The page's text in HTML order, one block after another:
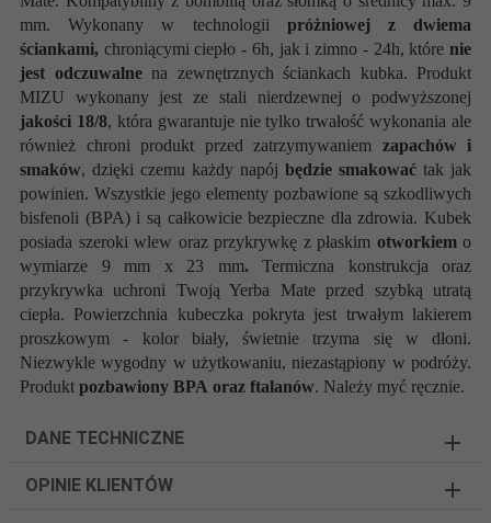
mm. Wykonany w technologii próżniowej z dwiema
ściankami, chroniącymi ciepło - 6h, jak i zimno - 24h, którenie
jest odczuwalnena zewnętrznych ściankach kubka. Produkt
MIZU wykonany jest ze stali nierdzewnej o podwyższonej
jakości 18/8, która gwarantuje nie tylko trwałość wykonania ale
również chroni produkt przed zatrzymywaniem zapachów i
smaków, dzięki czemu każdy napój będzie smakować tak jak
powinien. Wszystkie jego elementy pozbawione są szkodliwych
bisfenoli (BPA) i są całkowicie bezpieczne dla zdrowia. Kubek
posiada szeroki wlew oraz przykrywkę z płaskim otworkiem o
wymiarze 9 mm x 23 mm. Termiczna konstrukcja oraz
przykrywka uchroni Twoją Yerba Mate przed szybką utratą
ciepła. Powierzchnia kubeczka pokryta jest trwałym lakierem
proszkowym - kolor biały, świetnie trzyma się w dłoni.
Niezwykle wygodny w użytkowaniu, niezastąpiony w podróży.
Produkt pozbawiony BPA oraz ftalanów. Należy myć ręcznie.
DANE TECHNICZNE
OPINIE KLIENTÓW